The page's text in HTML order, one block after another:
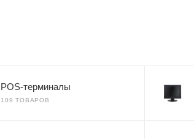
POS-терминалы
109 ТОВАРОВ